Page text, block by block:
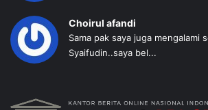
Choirul afandi
Sama pak saya juga mengalami
Syaifudin..saya bel...